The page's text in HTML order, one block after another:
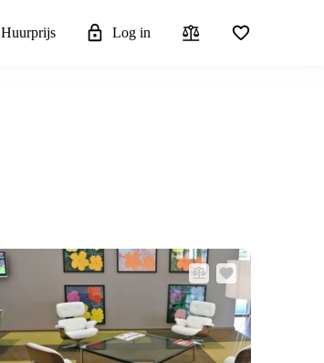
Huurprijs Log in